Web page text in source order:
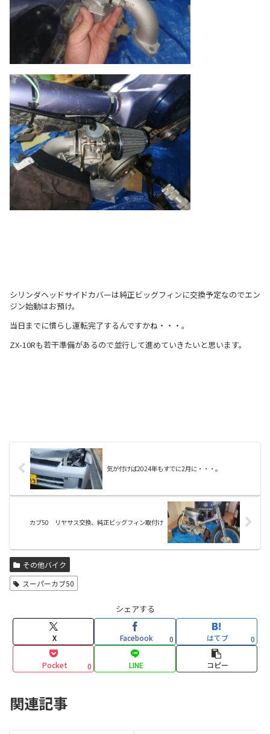
シリンダヘッドサイドカバーは純正ビッグフィンに交換予定なのでエン
ジン始動はお預け。
当日までに慣らし運転完了するんですかね・・・。
ZX-10Rも若干準備があるので並行して進めていきたいと思います。
気が付けば2024年もすでに2月に・・・。
カブ50 リヤサス交換、純正ビッグフィン取付け
その他バイク
スーパーカブ50
シェアする
X Facebook 0 はてブ 0
Pocket 0 LINE コピー
関連記事